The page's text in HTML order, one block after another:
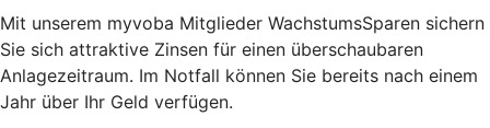
Mit unserem myvoba Mitglieder WachstumsSparen sichern
Sie sich attraktive Zinsen für einen überschaubaren
Anlagezeitraum. Im Notfall können Sie bereits nach einem
Jahr über Ihr Geld verfügen.